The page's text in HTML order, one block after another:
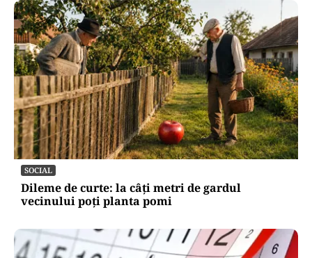
SOCIAL
Dileme de curte: la câți metri de gardul
vecinului poți planta pomi